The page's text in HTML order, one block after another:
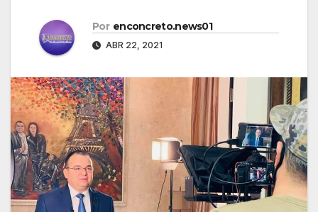
Por enconcreto.news01
ABR 22, 2021